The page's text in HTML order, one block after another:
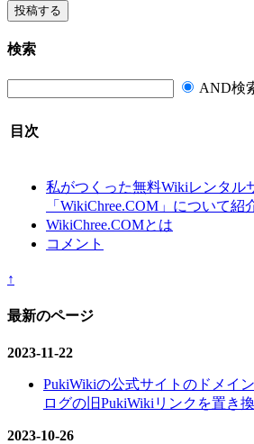
検索
AND検
目次
私がつくった無料Wikiレンタル
「WikiChree.COM」について紹
WikiChree.COMとは
コメント
↑
最新のページ
2023-11-22
PukiWikiの公式サイトのドメイ
ログの旧PukiWikiリンクを置き
2023-10-26